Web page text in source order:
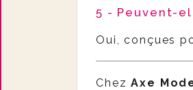
5 - Peuvent-
Oui, conçues
ChezAxe